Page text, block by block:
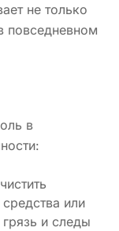
не только
повседневном
в
или
и следы